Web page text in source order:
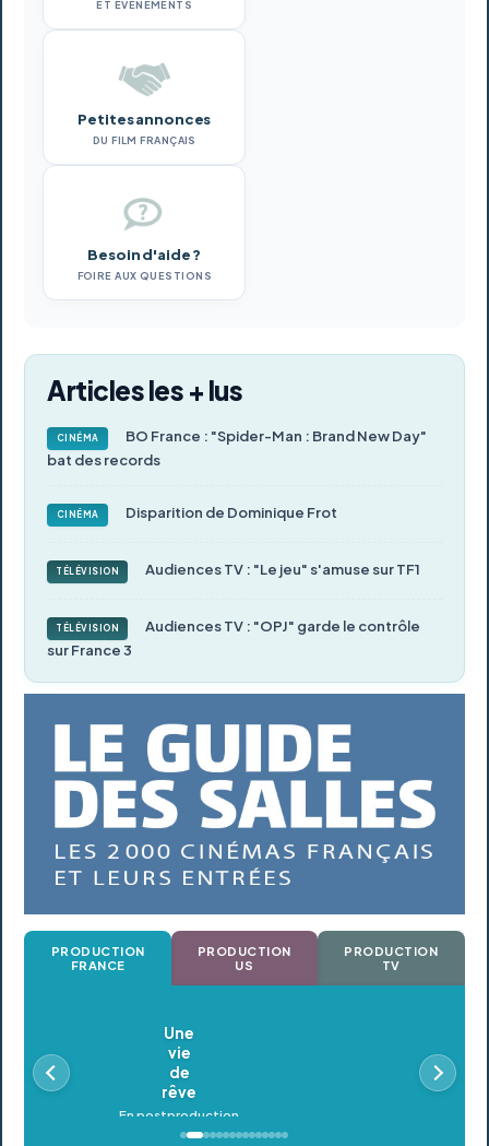
ET ÉVÉNEMENTS
Petites annonces
DU FILM FRANÇAIS
Besoin d'aide ?
FOIRE AUX QUESTIONS
Articles les + lus
CINÉMA
BO France : "Spider-Man : Brand New Day"
bat des records
CINÉMA Disparition de Dominique Frot
TÉLÉVISION Audiences TV : "Le jeu" s'amuse sur TF1
TÉLÉVISION
Audiences TV : "OPJ" garde le contrôle
sur France 3
PRODUCTION
FRANCE
PRODUCTION
US
PRODUCTION
TV
Oldeupe
En postproduction